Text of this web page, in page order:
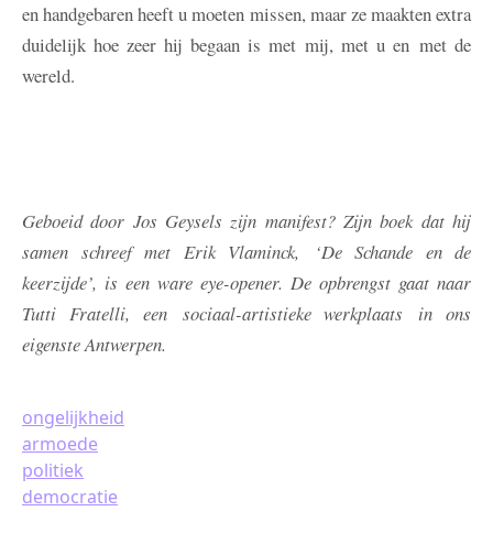
en handgebaren heeft u moeten missen, maar ze maakten extra
duidelijk hoe zeer hij begaan is met mij, met u en met de
wereld.
Geboeid door Jos Geysels zijn manifest? Zijn boek dat hij
samen schreef met Erik Vlaminck, ‘De Schande en de
keerzijde’, is een ware eye-opener. De opbrengst gaat naar
Tutti Fratelli, een sociaal-artistieke werkplaats in ons
eigenste Antwerpen.
ongelijkheid
armoede
politiek
democratie